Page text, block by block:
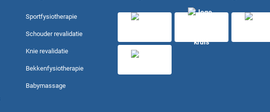
Sportfysiotherapie
Schouder revalidatie
Knie revalidatie
Bekkenfysiotherapie
Babymassage